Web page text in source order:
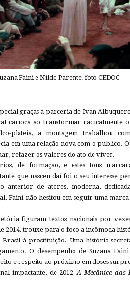
Faini e Nildo Parente, foto CEDOC
graças à parceria de Ivan
carioca ao transformar radicalmente
plateia, a montagem trabalhou
em uma relação nova com o público.
refazer os valores do ato de viver.
de formação, e estes tons
que nasceu daí foi o seu interesse
anterior de atores, moderna,
Faini não hesitou em seguir uma
figuram textos nacionais por
2014, trouxe para o foco a incômoda
Brasil à prostituição. Uma história
O desempenho de Suzana
e respeito ao próximo em doses
impactante, de 2012,A Mecânica das